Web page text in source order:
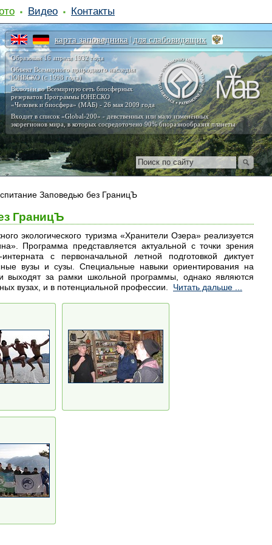
карта заповедника | для слабовидящих
Образован 16 апреля 1932 года
Объект Всемирного природного наследия
ЮНЕСКО (с 1998 года)
Включён во Всемирную сеть биосферных
резерватов Программы ЮНЕСКО
«Человек и биосфера» (МАБ) - 26 мая 2009 года
Входит в список «Global-200» - девственных или мало изменённых
экорегионов мира, в которых сосредоточено 90% биоразнообразия планеты
Видео Контакты
Заповедью без ГраницЪ
ГраницЪ
экологического туризма «Хранители Озера» реализуется
Программа представляется актуальной с точки зрения
с первоначальной летной подготовкой диктует
вузы и сузы. Специальные навыки ориентирования на
выходят за рамки школьной программы, однако являются
вузах, и в потенциальной профессии. Читать дальше ...